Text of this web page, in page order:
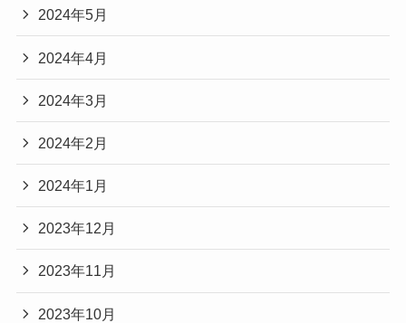
2024年5月
2024年4月
2024年3月
2024年2月
2024年1月
2023年12月
2023年11月
2023年10月